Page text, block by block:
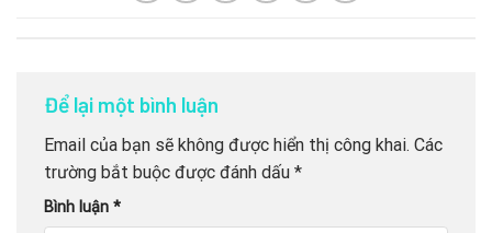
Để lại một bình luận
Email của bạn sẽ không được hiển thị công khai. Các
trường bắt buộc được đánh dấu *
Bình luận *